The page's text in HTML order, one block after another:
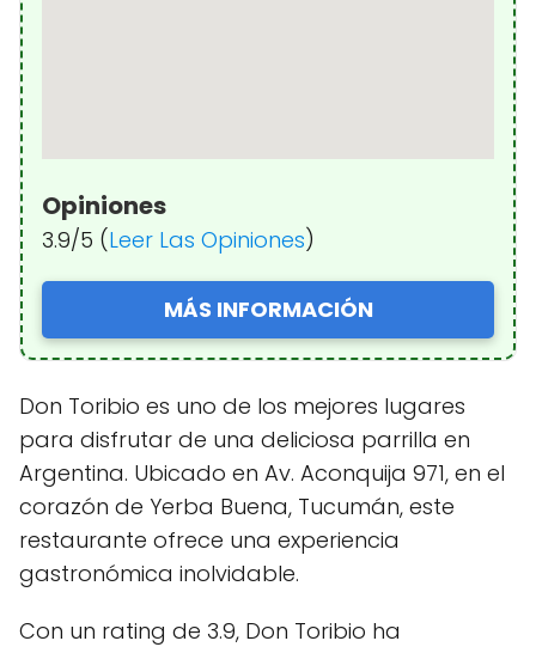
Opiniones
3.9/5 (Leer Las Opiniones)
MÁS INFORMACIÓN
Don Toribio es uno de los mejores lugares
para disfrutar de una deliciosa parrilla en
Argentina. Ubicado en Av. Aconquija 971, en el
corazón de Yerba Buena, Tucumán, este
restaurante ofrece una experiencia
gastronómica inolvidable.
Con un rating de 3.9, Don Toribio ha